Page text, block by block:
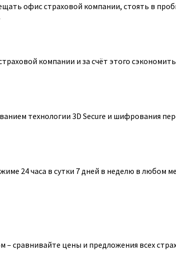
офис страховой компании, стоять в
компании и за счёт этого
технологии 3D Secure и шифрования
24 часа в сутки 7 дней в неделю в любом
сравнивайте цены и предложения всех